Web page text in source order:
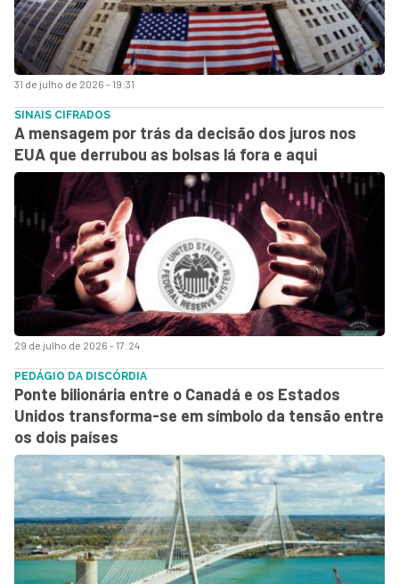
31 de julho de 2026 - 19:31
29 de julho de 2026 - 17:24
SINAIS CIFRADOS
A mensagem por trás da decisão dos juros nos
EUA que derrubou as bolsas lá fora e aqui
PEDÁGIO DA DISCÓRDIA
Ponte bilionária entre o Canadá e os Estados
Unidos transforma-se em símbolo da tensão entre
os dois países